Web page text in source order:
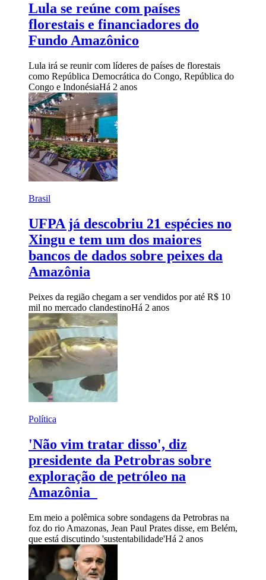
Lula se reúne com países
florestais e financiadores do
Fundo Amazônico
Lula irá se reunir com líderes de países de florestais
como República Democrática do Congo, República do
Congo e IndonésiaHá 2 anos
Brasil
UFPA já descobriu 21 espécies no
Xingu e tem um dos maiores
bancos de dados sobre peixes da
Amazônia
Peixes da região chegam a ser vendidos por até R$ 10
mil no mercado clandestinoHá 2 anos
Política
'Não vim tratar disso', diz
presidente da Petrobras sobre
exploração de petróleo na
Amazônia
Em meio a polêmica sobre sondagens da Petrobras na
foz do rio Amazonas, Jean Paul Prates disse, em Belém,
que está discutindo 'sustentabilidade'Há 2 anos